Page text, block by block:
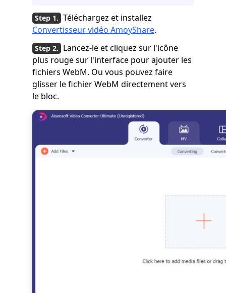
Téléchargez et installez
Convertisseur vidéo AmoyShare.
Lancez-le et cliquez sur l'icône
plus rouge sur l'interface pour ajouter les
fichiers WebM. Ou vous pouvez faire
glisser le fichier WebM directement vers
le bloc.